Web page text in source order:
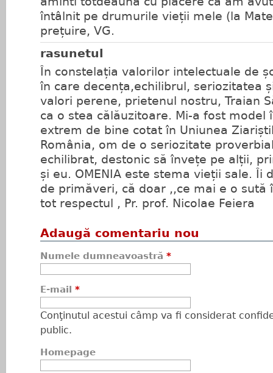
întâlnit pe drumurile vieții mele (la
prețuire, VG.
rasunetul
În constelația valorilor intelectuale de
în care decența,echilibrul, seriozitatea
valori perene, prietenul nostru, Traian
ca o stea călăuzitoare. Mi-a fost model
extrem de bine cotat în Uniunea
România, om de o seriozitate
echilibrat, destonic să învețe pe alții,
și eu. OMENIA este stema vieții sale. Îi
de primăveri, că doar ,,ce mai e o sută
tot respectul , Pr. prof. Nicolae Feiera
Adaugă comentariu nou
Numele dumneavoastră *
E-mail *
Conţinutul acestui câmp va fi considerat
public.
Homepage